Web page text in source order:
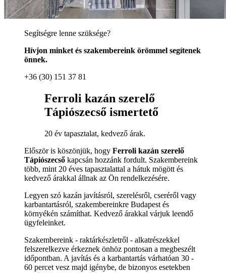
Segítségre lenne szüksége?
Hívjon minket és szakembereink örömmel segítenek
önnek.
+36 (30) 151 37 81
Ferroli kazán szerelő
Tápiószecső ismertető
20 év tapasztalat, kedvező árak.
Először is köszönjük, hogy Ferroli kazán szerelő
Tápiószecső kapcsán hozzánk fordult. Szakembereink
több, mint 20 éves tapasztalattal a hátuk mögött és
kedvező árakkal állnak az Ön rendelkezésére.
Legyen szó kazán javításról, szerelésről, cseréről vagy
karbantartásról, szakembereinkre Budapest és
környékén számíthat. Kedvező árakkal várjuk leendő
ügyfeleinket.
Szakembereink - raktárkészletről - alkatrészekkel
felszerelkezve érkeznek önhöz pontosan a megbeszélt
időpontban. A javítás és a karbantartás várhatóan 30 -
60 percet vesz majd igénybe, de bizonyos esetekben